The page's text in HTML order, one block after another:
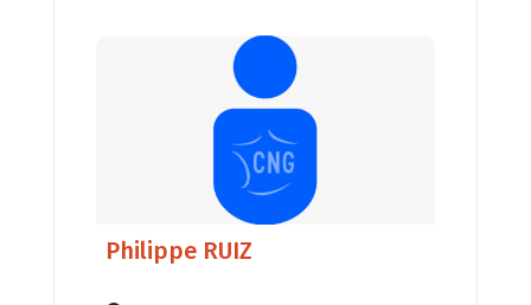
Philippe RUIZ